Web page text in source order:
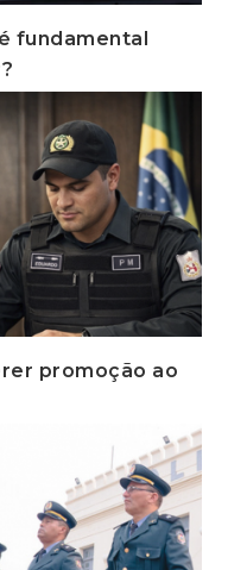
fundamental
promoção ao